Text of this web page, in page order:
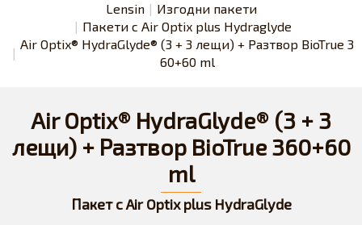
Lensin
Изгодни пакети
Пакети с Air Optix plus Hydraglyde
Air Optix® HydraGlyde® (3 + 3 лещи) + Разтвор BioTrue 3
60+60 ml
Air Optix® HydraGlyde® (3 + 3
лещи) + Разтвор BioTrue 360+60
ml
Пакет с Air Optix plus HydraGlyde